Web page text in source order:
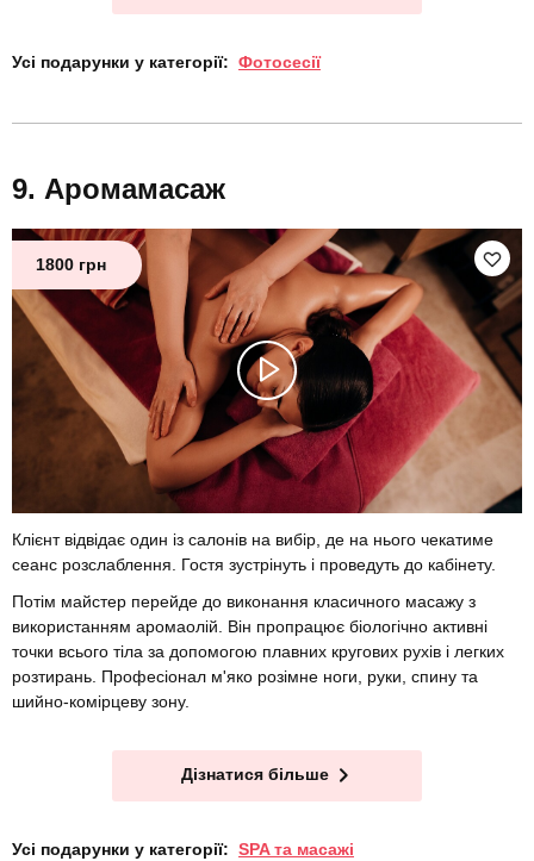
Усі подарунки у категорії: Фотосесії
Аромамасаж
1800 грн
Клієнт відвідає один із салонів на вибір, де на нього чекатиме
сеанс розслаблення. Гостя зустрінуть і проведуть до кабінету.
Потім майстер перейде до виконання класичного масажу з
використанням аромаолій. Він пропрацює біологічно активні
точки всього тіла за допомогою плавних кругових рухів і легких
розтирань. Професіонал м'яко розімне ноги, руки, спину та
шийно-комірцеву зону.
Дізнатися більше
Усі подарунки у категорії: SPA та масажі